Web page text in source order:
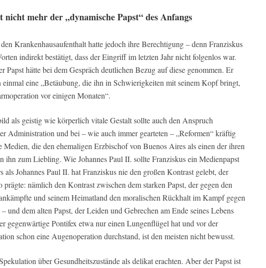
nicht mehr der „dynamische Papst“ des Anfangs
Krankenhausaufenthalt hatte jedoch ihre Berechtigung – denn Franziskus
indirekt bestätigt, dass der Eingriff im letzten Jahr nicht folgenlos war.
Papst hätte bei dem Gespräch deutlichen Bezug auf diese genommen. Er
eine „Betäubung, die ihn in Schwierigkeiten mit seinem Kopf bringt,
vor einigen Monaten“.
als geistig wie körperlich vitale Gestalt sollte auch den Anspruch
Administration und bei – wie auch immer gearteten – „Reformen“ kräftig
Medien, die den ehemaligen Erzbischof von Buenos Aires als einen der ihren
ihn zum Liebling. Wie Johannes Paul II. sollte Franziskus ein Medienpapst
als Johannes Paul II. hat Franziskus nie den großen Kontrast gelebt, der
prägte: nämlich den Kontrast zwischen dem starken Papst, der gegen den
und seinem Heimatland den moralischen Rückhalt im Kampf gegen
und dem alten Papst, der Leiden und Gebrechen am Ende seines Lebens
gegenwärtige Pontifex etwa nur einen Lungenflügel hat und vor der
schon eine Augenoperation durchstand, ist den meisten nicht bewusst.
über Gesundheitszustände als delikat erachten. Aber der Papst ist